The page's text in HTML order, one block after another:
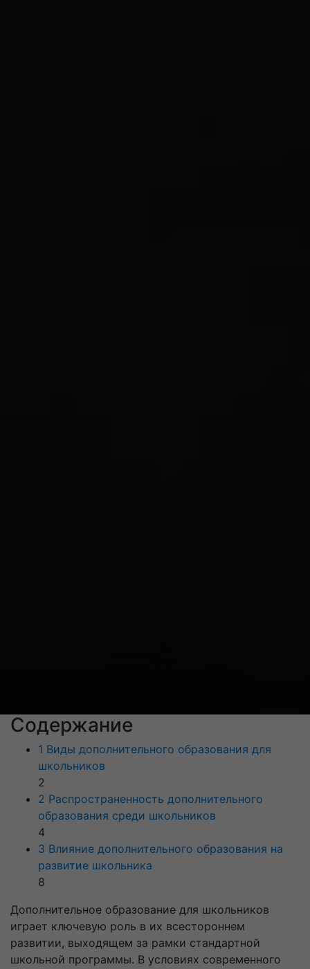
Содержание
1 Виды дополнительного образования для
школьников
2
2 Распространенность дополнительного
образования среди школьников
4
3 Влияние дополнительного образования на
развитие школьника
8
Дополнительное образование для школьников
играет ключевую роль в их всестороннем
развитии, выходящем за рамки стандартной
школьной программы. В условиях современного